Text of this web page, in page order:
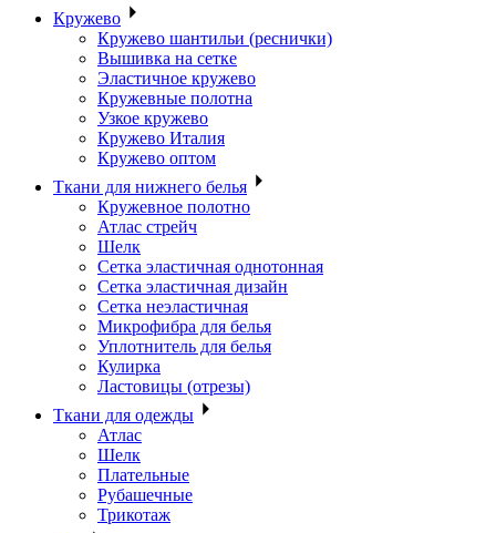
Кружево
Кружево шантильи (реснички)
Вышивка на сетке
Эластичное кружево
Кружевные полотна
Узкое кружево
Кружево Италия
Кружево оптом
Ткани для нижнего белья
Кружевное полотно
Атлас стрейч
Шелк
Сетка эластичная однотонная
Сетка эластичная дизайн
Сетка неэластичная
Микрофибра для белья
Уплотнитель для белья
Кулирка
Ластовицы (отрезы)
Ткани для одежды
Атлас
Шелк
Плательные
Рубашечные
Трикотаж